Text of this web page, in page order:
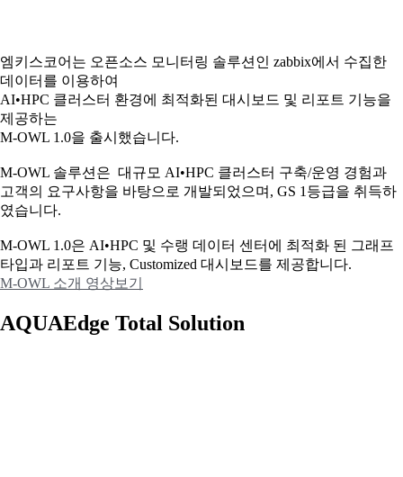
엠키스코어는 오픈소스 모니터링 솔루션인 zabbix에서 수집한
데이터를 이용하여
AI•HPC 클러스터 환경에 최적화된 대시보드 및 리포트 기능을
제공하는
M-OWL 1.0을 출시했습니다.
M-OWL 솔루션은 대규모 AI•HPC 클러스터 구축/운영 경험과
고객의 요구사항을 바탕으로 개발되었으며, GS 1등급을 취득하
였습니다.
M-OWL 1.0은 AI•HPC 및 수랭 데이터 센터에 최적화 된 그래프
타입과 리포트 기능, Customized 대시보드를 제공합니다.
M-OWL 소개 영상보기
AQUAEdge Total Solution